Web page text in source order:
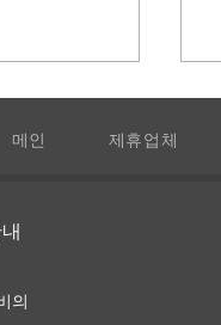
메인 제휴업체
의